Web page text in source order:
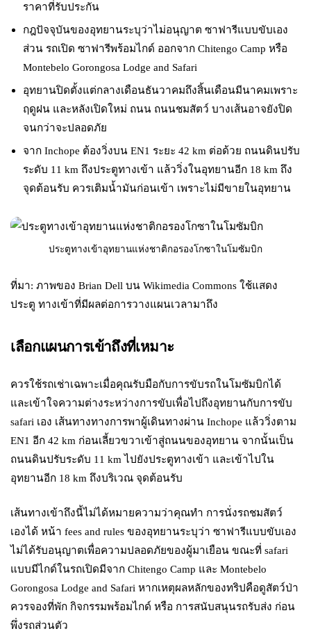
ราคาที่รับประกัน
กฎปัจจุบันของอุทยานระบุว่าไม่อนุญาต ซาฟารีแบบขับเอง
ส่วน รถเปิด ซาฟารีพร้อมไกด์ ออกจาก Chitengo Camp หรือ
Montebelo Gorongosa Lodge and Safari
อุทยานปิดตั้งแต่กลางเดือนธันวาคมถึงสิ้นเดือนมีนาคมเพราะ
ฤดูฝน และหลังเปิดใหม่ ถนน ถนนชมสัตว์ บางเส้นอาจยังปิด
จนกว่าจะปลอดภัย
จาก Inchope ต้องวิ่งบน EN1 ระยะ 42 km ต่อด้วย ถนนดินปรับ
ระดับ 11 km ถึงประตูทางเข้า แล้ววิ่งในอุทยานอีก 18 km ถึง
จุดต้อนรับ ควรเติมน้ำมันก่อนเข้า เพราะไม่มีขายในอุทยาน
ประตูทางเข้าอุทยานแห่งชาติกอรองโกซาในโมซัมบิก
ที่มา: ภาพของ Brian Dell บน Wikimedia Commons ใช้แสดง
ประตู ทางเข้าที่มีผลต่อการวางแผนเวลามาถึง
เลือกแผนการเข้าถึงที่เหมาะ
ควรใช้รถเช่าเฉพาะเมื่อคุณรับมือกับการขับรถในโมซัมบิกได้
และเข้าใจความต่างระหว่างการขับเพื่อไปถึงอุทยานกับการขับ
safari เอง เส้นทางทางการพาผู้เดินทางผ่าน Inchope แล้ววิ่งตาม
EN1 อีก 42 km ก่อนเลี้ยวขวาเข้าสู่ถนนของอุทยาน จากนั้นเป็น
ถนนดินปรับระดับ 11 km ไปยังประตูทางเข้า และเข้าไปใน
อุทยานอีก 18 km ถึงบริเวณ จุดต้อนรับ
เส้นทางเข้าถึงนี้ไม่ได้หมายความว่าคุณทำ การนั่งรถชมสัตว์
เองได้ หน้า fees and rules ของอุทยานระบุว่า ซาฟารีแบบขับเอง
ไม่ได้รับอนุญาตเพื่อความปลอดภัยของผู้มาเยือน ขณะที่ safari
แบบมีไกด์ในรถเปิดมีจาก Chitengo Camp และ Montebelo
Gorongosa Lodge and Safari หากเหตุผลหลักของทริปคือดูสัตว์ป่า
ควรจองที่พัก กิจกรรมพร้อมไกด์ หรือ การสนับสนุนรถรับส่ง ก่อน
พึ่งรถส่วนตัว